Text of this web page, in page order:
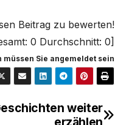
Beitrag zu bewerten!
0 Durchschnitt: 0]
müssen Sie angemeldet sein
weiter